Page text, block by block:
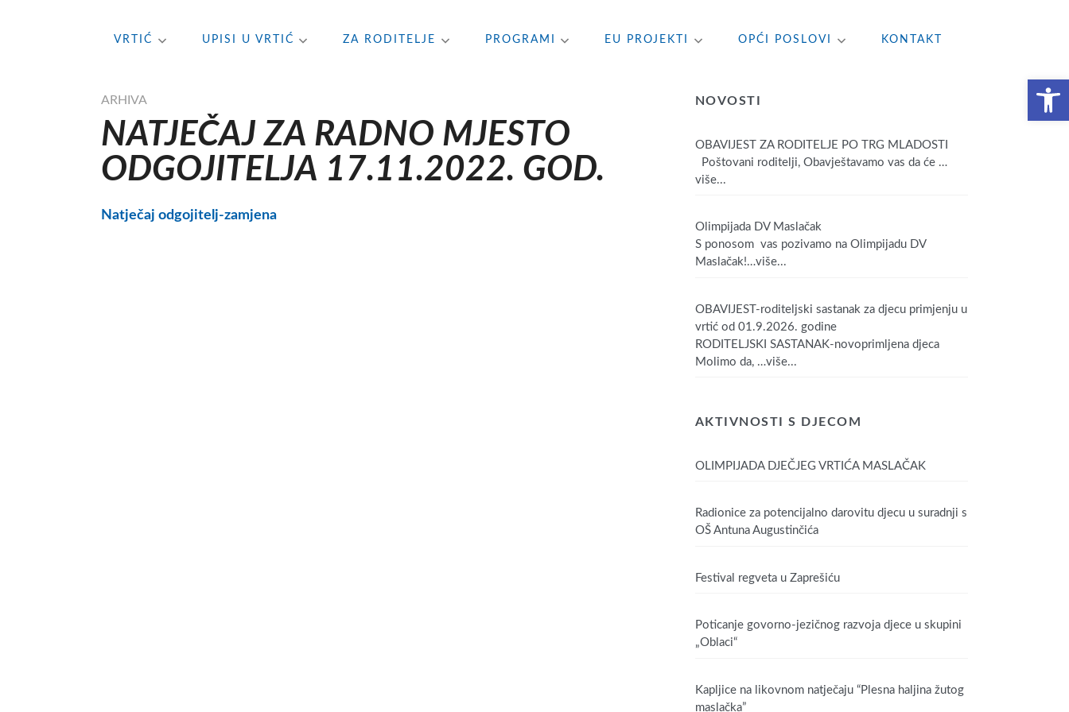
Open toolbar
VRTIĆ UPISI U VRTIĆ ZA RODITELJE PROGRAMI EU PROJEKTI OPĆI POSLOVI KONTAKT
ARHIVA
NATJEČAJ ZA RADNO MJESTO
ODGOJITELJA 17.11.2022. GOD.
Natječaj odgojitelj-zamjena
NOVOSTI
OBAVIJEST ZA RODITELJE PO TRG MLADOSTI
Poštovani roditelji, Obavještavamo vas da će …
više...
Olimpijada DV Maslačak
S ponosom vas pozivamo na Olimpijadu DV
Maslačak!…više...
OBAVIJEST-roditeljski sastanak za djecu primjenju u
vrtić od 01.9.2026. godine
RODITELJSKI SASTANAK-novoprimljena djeca
Molimo da, …više...
AKTIVNOSTI S DJECOM
OLIMPIJADA DJEČJEG VRTIĆA MASLAČAK
Radionice za potencijalno darovitu djecu u suradnji s
OŠ Antuna Augustinčića
Festival regveta u Zaprešiću
Poticanje govorno-jezičnog razvoja djece u skupini
„Oblaci“
Kapljice na likovnom natječaju “Plesna haljina žutog
maslačka”